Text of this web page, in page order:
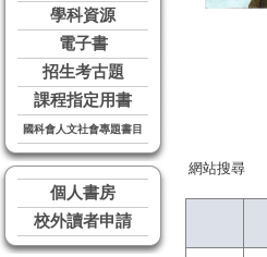
學科資源
電子書
招生考古題
課程指定用書
國科會人文社會專題書目
個人書房
校外讀者申請
網站搜尋